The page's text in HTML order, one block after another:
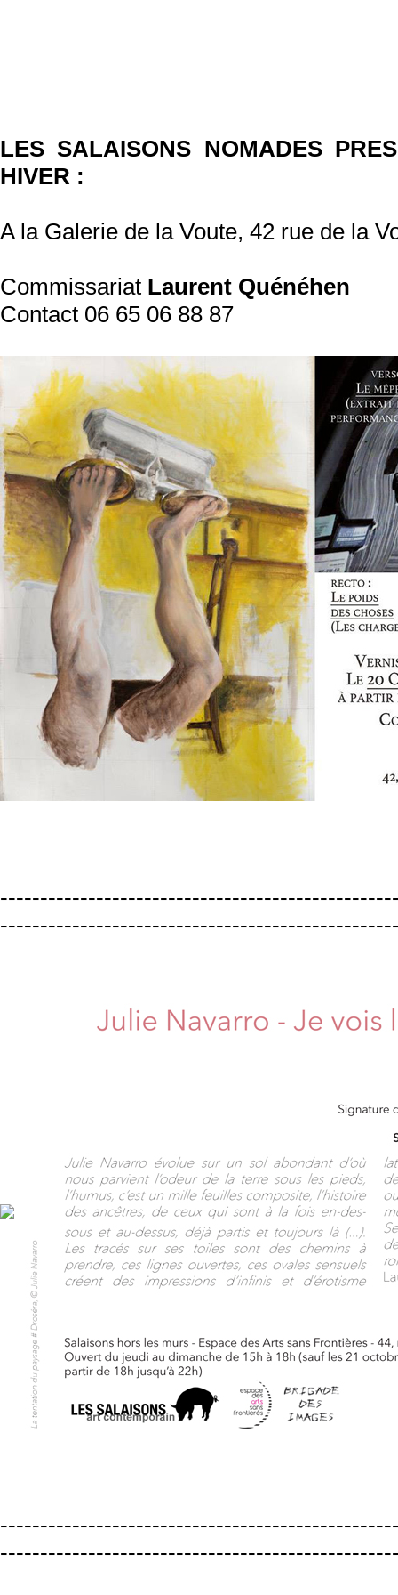
LES SALAISONS NOMADES
HIVER :
A la Galerie de la Voute, 42 rue de la
Commissariat Laurent Quénéhen
Contact 06 65 06 88 87